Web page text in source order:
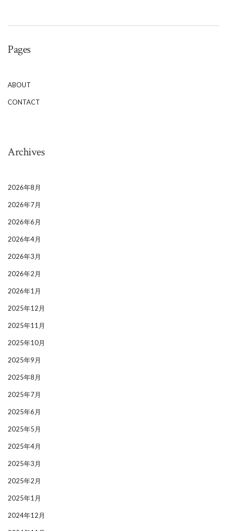
Pages
ABOUT
CONTACT
Archives
2026年8月
2026年7月
2026年6月
2026年4月
2026年3月
2026年2月
2026年1月
2025年12月
2025年11月
2025年10月
2025年9月
2025年8月
2025年7月
2025年6月
2025年5月
2025年4月
2025年3月
2025年2月
2025年1月
2024年12月